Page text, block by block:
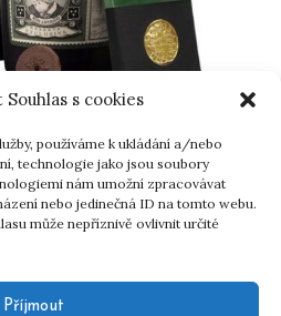
Souhlas s cookies
používáme k ukládání a/nebo
technologie jako jsou soubory
nám umožní zpracovávat
nebo jedinečná ID na tomto webu.
může nepříznivě ovlivnit určité
Příjmout
Exclusiva v tubě